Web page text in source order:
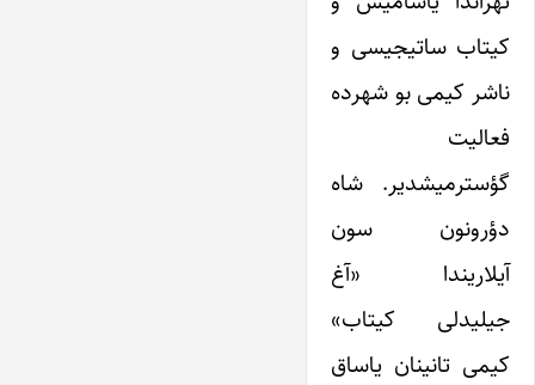
کیتاب ساتیجیسی و
ناشر کیمی بو شهرده
فعالیت
گؤسترمیشدیر. شاه
دؤرونون سون
آیلاریندا «آغ
جیلیدلی کیتاب»
کیمی تانینان یاساق